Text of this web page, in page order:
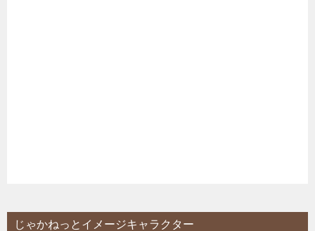
じゃかねっとイメージキャラクター